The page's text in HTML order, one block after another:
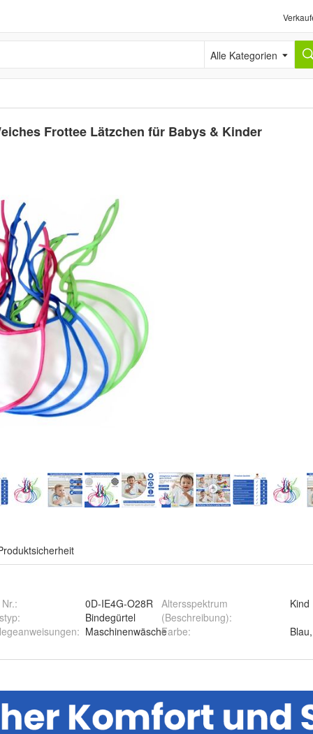
Alle Kategorien
Frottee Lätzchen für Babys & Kinder
0D-IE4G-O28R
:
Bindegürtel
: Maschinenwäsche
Altersspektrum
(Beschreibung):
Kind
Farbe: